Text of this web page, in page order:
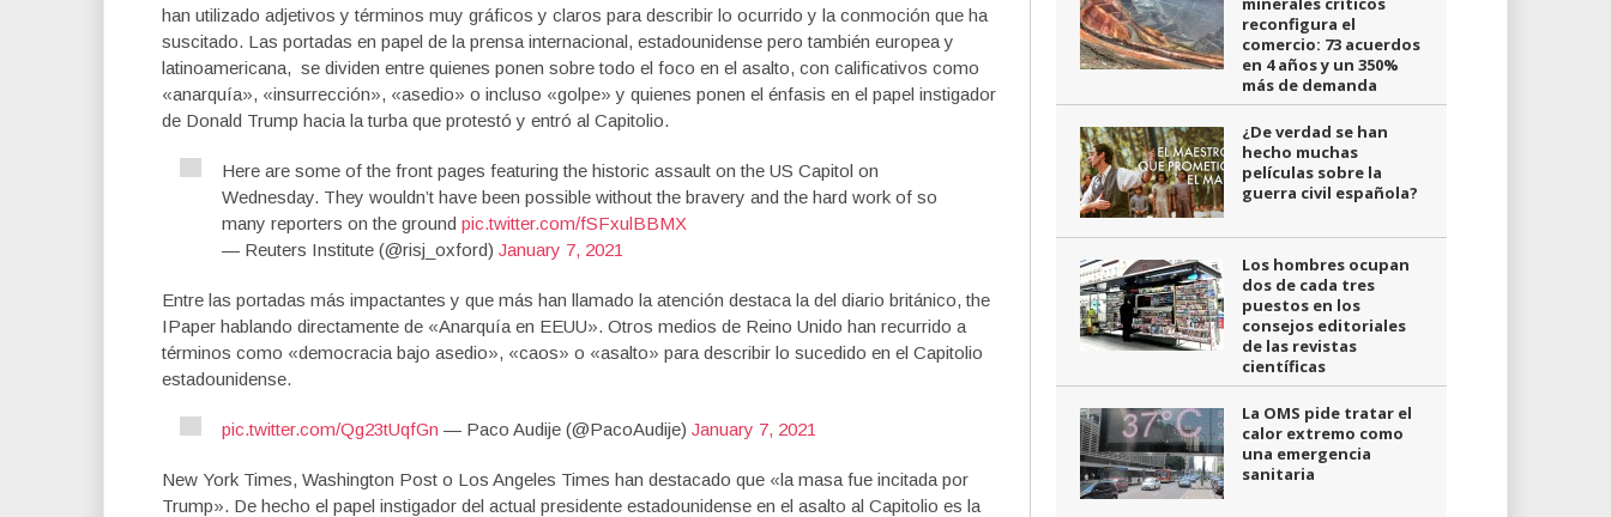
han utilizado adjetivos y términos muy gráficos y claros para describir lo ocurrido y la conmoción que ha
suscitado. Las portadas en papel de la prensa internacional, estadounidense pero también europea y
latinoamericana, se dividen entre quienes ponen sobre todo el foco en el asalto, con calificativos como
«anarquía», «insurrección», «asedio» o incluso «golpe» y quienes ponen el énfasis en el papel instigador
de Donald Trump hacia la turba que protestó y entró al Capitolio.
Here are some of the front pages featuring the historic assault on the US Capitol on
Wednesday. They wouldn’t have been possible without the bravery and the hard work of so
many reporters on the ground pic.twitter.com/fSFxulBBMX
— Reuters Institute (@risj_oxford) January 7, 2021
Entre las portadas más impactantes y que más han llamado la atención destaca la del diario británico, the
IPaper hablando directamente de «Anarquía en EEUU». Otros medios de Reino Unido han recurrido a
términos como «democracia bajo asedio», «caos» o «asalto» para describir lo sucedido en el Capitolio
estadounidense.
pic.twitter.com/Qg23tUqfGn — Paco Audije (@PacoAudije) January 7, 2021
New York Times, Washington Post o Los Angeles Times han destacado que «la masa fue incitada por
Trump». De hecho el papel instigador del actual presidente estadounidense en el asalto al Capitolio es la
reconfigura el
comercio: 73 acuerdos
en 4 años y un 350%
más de demanda
¿De verdad se han
hecho muchas
películas sobre la
guerra civil española?
Los hombres ocupan
dos de cada tres
puestos en los
consejos editoriales
de las revistas
científicas
La OMS pide tratar el
calor extremo como
una emergencia
sanitaria